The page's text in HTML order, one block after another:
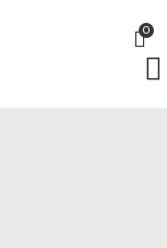
0